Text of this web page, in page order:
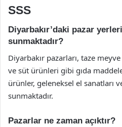
SSS
Diyarbakır’daki pazar
sunmaktadır?
Diyarbakır pazarları, taze
ve süt ürünleri gibi gıda
ürünler, geleneksel el sanatları
sunmaktadır.
Pazarlar ne zaman açıktır?